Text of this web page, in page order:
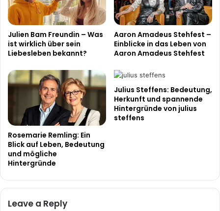
Julien Bam Freundin – Was
ist wirklich über sein
Liebesleben bekannt?
Aaron Amadeus Stehfest –
Einblicke in das Leben von
Aaron Amadeus Stehfest
Rosemarie Remling: Ein
Blick auf Leben, Bedeutung
und mögliche
Hintergründe
Julius Steffens: Bedeutung,
Herkunft und spannende
Hintergründe von julius
steffens
Leave a Reply